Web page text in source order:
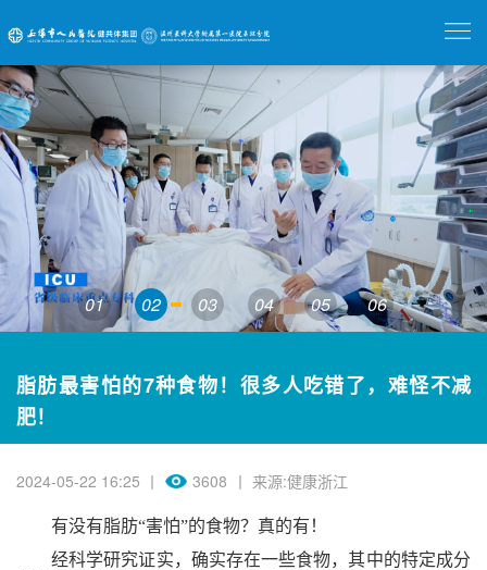
01 02 03 04 05 06
脂肪最害怕的7种食物！很多人吃错了，难怪不减
肥！
2024-05-22 16:25 丨 3608 丨 来源:健康浙江
有没有脂肪“害怕”的食物？真的有！
经科学研究证实，确实存在一些食物，其中的特定成分